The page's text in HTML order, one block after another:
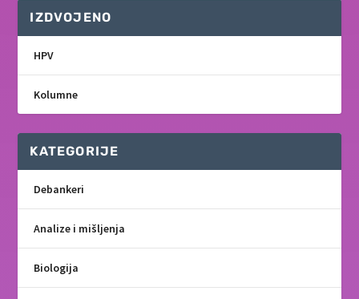
IZDVOJENO
HPV
Kolumne
KATEGORIJE
Debankeri
Analize i mišljenja
Biologija